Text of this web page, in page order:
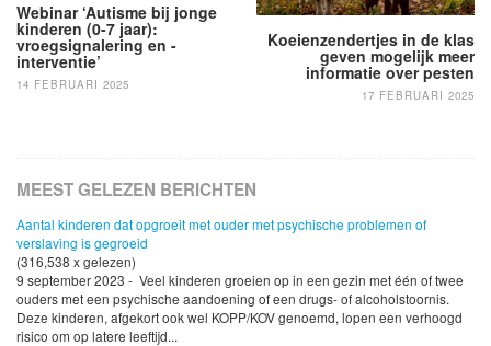
Koeienzendertjes in de klas
geven mogelijk meer
informatie over pesten
17 FEBRUARI 2025
Webinar ‘Autisme bij jonge
kinderen (0-7 jaar):
vroegsignalering en -
interventie’
14 FEBRUARI 2025
MEEST GELEZEN BERICHTEN
Aantal kinderen dat opgroeit met ouder met psychische problemen of
verslaving is gegroeid
(316,538 x gelezen)
9 september 2023 - Veel kinderen groeien op in een gezin met één of twee
ouders met een psychische aandoening of een drugs- of alcoholstoornis.
Deze kinderen, afgekort ook wel KOPP/KOV genoemd, lopen een verhoogd
risico om op latere leeftijd...